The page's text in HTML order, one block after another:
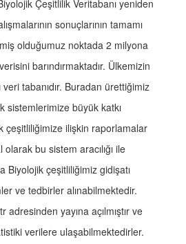
Çeşitlilik Veritabanı yeniden
sonuçlarının tamamı
olduğumuz noktada 2 milyona
barındırmaktadır. Ülkemizin
veri tabanıdır. Buradan ürettiğimiz
sistemlerimize büyük katkı
çeşitliliğimize ilişkin raporlamalar
bu sistem aracılığı ile
Biyolojik çeşitliliğimiz gidişatı
ve tedbirler alınabilmektedir.
yayına açılmıştır ve
verilere ulaşabilmektedirler.